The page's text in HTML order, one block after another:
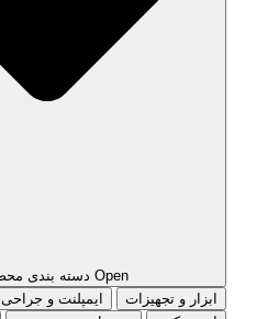
Open دسته بندی محصولات
ابزار و تجهیزات
ایمپلنت و جراحی